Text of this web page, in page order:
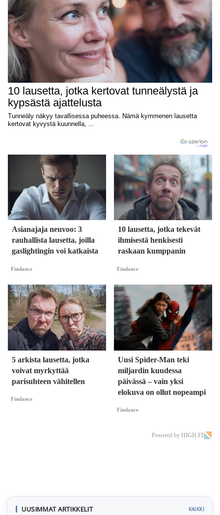
Asianajaja neuvoo: 3
rauhallista lausetta, joilla
gaslightingin voi katkaista
Findance
10 lausetta, jotka tekevät
ihmisestä henkisesti
raskaan kumppanin
Findance
5 arkista lausetta, jotka
voivat myrkyttää
parisuhteen vähitellen
Findance
Uusi Spider-Man teki
miljardin kuudessa
päivässä – vain yksi
elokuva on ollut nopeampi
Findance
Powered by HIGH.FI
UUSIMMAT ARTIKKELIT KAIKKI